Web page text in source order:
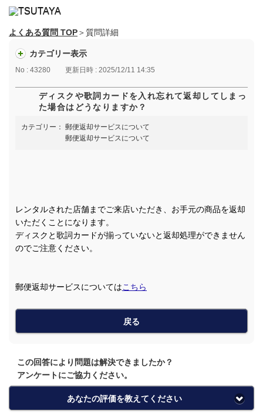
よくある質問 TOP＞質問詳細
カテゴリー表示
No : 43280 更新日時 : 2025/12/11 14:35
ディスクや歌詞カードを入れ忘れて返却してしまっ
た場合はどうなりますか？
カテゴリー： 郵便返却サービスについて
郵便返却サービスについて
レンタルされた店舗までご来店いただき、お手元の商品を返却
いただくことになります。
ディスクと歌詞カードが揃っていないと返却処理ができません
のでご注意ください。
郵便返却サービスについてはこちら
戻る
この回答により問題は解決できましたか？
アンケートにご協力ください。
あなたの評価を教えてください